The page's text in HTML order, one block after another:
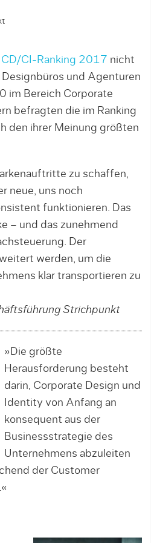
CD/CI-Ranking 2017 nicht
und Agenturen
im Bereich Corporate
befragten die im Ranking
den ihrer Meinung größten
zu schaffen,
neue, uns noch
funktionieren. Das
– und das zunehmend
Der
werden, um die
klar transportieren zu
Strichpunkt
»Die größte
Herausforderung besteht
darin, Corporate Design und
Identity von Anfang an
konse­quent aus der
Businessstra­tegie des
Unternehmens abzuleiten
der Customer